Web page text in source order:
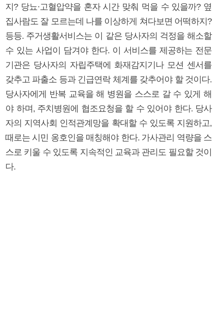
지? 당뇨·고혈압약을 혼자 시간 맞춰 먹을 수 있을까? 옆
집사람도 잘 모르는데 나를 이상하게 쳐다보면 어떡하지?
등등. 주거생활서비스는 이 같은 당사자의 걱정을 해소할
수 있는 사업이 담겨야 한다. 이 서비스를 제공하는 전문
기관은 당사자의 자립주택에 화재감지기나 모션 센서를
갖추고 파출소 등과 긴급연락 체계를 갖추어야 할 것이다.
당사자에게 반복 교육을 해 병원을 스스로 갈 수 있게 해
야 하며, 주치병원에 협조요청을 할 수 있어야 한다. 당사
자의 지역사회 인적관계망을 확대할 수 있도록 지원하고,
때로는 시민 옹호인을 매칭해야 한다. 가사관리 역량을 스
스로 키울 수 있도록 지속적인 교육과 관리도 필요할 것이
다.